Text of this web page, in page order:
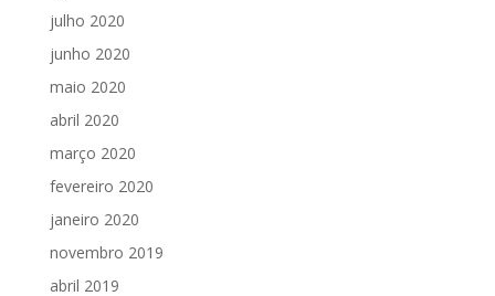
julho 2020
junho 2020
maio 2020
abril 2020
março 2020
fevereiro 2020
janeiro 2020
novembro 2019
abril 2019